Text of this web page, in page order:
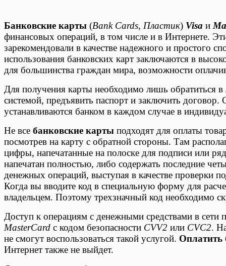
Банковские карты (Bank Cards, Пластик) Visa и
финансовых операций, в том числе и в Интернете.
зарекомендовали в качестве надежного и простого
использования банковских карт заключаются в
для большинства граждан мира, возможности
Для получения карты необходимо лишь обратиться
системой, предъявить паспорт и заключить
устанавливаются банком в каждом случае в
Не все банковские карты подходят для оплаты
посмотрев на карту с обратной стороны. Там
цифры, напечатанные на полоске для подписи или
напечатан полностью, либо содержать последние
денежных операций, выступая в качестве проверки
Когда вы вводите код в специальную форму для
владельцем. Поэтому трехзначный код необходимо
Доступ к операциям с денежными средствами в
MasterCard с кодом безопасности CVV2 или CVC2.
не смогут воспользоваться такой услугой. Оплатить
Интернет также не выйдет.